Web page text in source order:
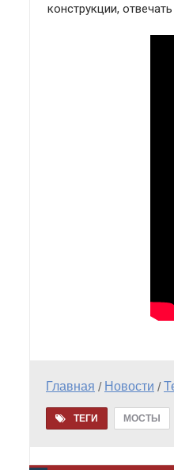
конструкции,
Главная / Новости /
ТЕГИ МОСТЫ